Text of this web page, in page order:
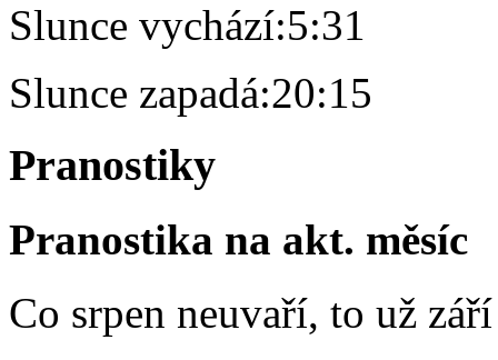
Slunce vychází:5:31
Slunce zapadá:20:15
Pranostiky
Pranostika na akt. měsíc
Co srpen neuvaří, to už